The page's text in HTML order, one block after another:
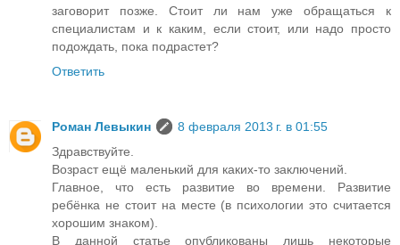
заговорит позже. Стоит ли нам уже обращаться к
специалистам и к каким, если стоит, или надо просто
подождать, пока подрастет?
Ответить
Роман Левыкин
8 февраля 2013 г. в 01:55
Здравствуйте.
Возраст ещё маленький для каких-то заключений.
Главное, что есть развитие во времени. Развитие
ребёнка не стоит на месте (в психологии это считается
хорошим знаком).
В данной статье опубликованы лишь некоторые